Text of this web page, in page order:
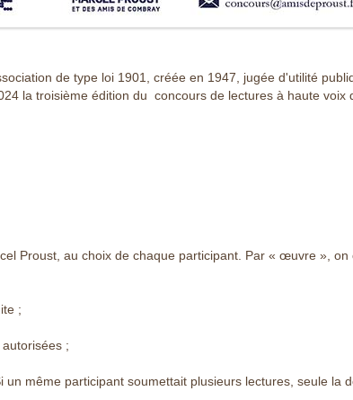
de type loi 1901, créée en 1947, jugée d'utilité
la troisième édition du concours de lectures à haute voix
Proust, au choix de chaque participant. Par « œuvre », on
;
;
même participant soumettait plusieurs lectures, seule la